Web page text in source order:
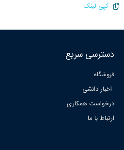
کپی لینک
دسترسی سریع
فروشگاه
اخبار دانشی
درخواست همکاری
ارتباط با ما